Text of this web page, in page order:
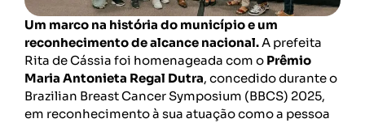
Um marco na história do município e um
reconhecimento de alcance nacional.A prefeita
Rita de Cássia foi homenageada com o Prêmio
Maria Antonieta Regal Dutra, concedido durante o
Brazilian Breast Cancer Symposium (BBCS) 2025,
em reconhecimento à sua atuação como a pessoa